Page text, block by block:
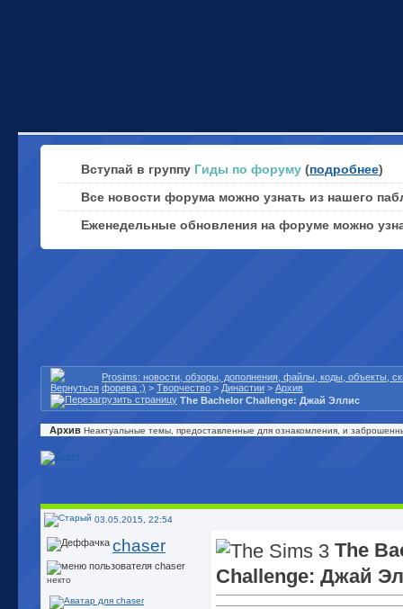
Вступай в группу Гиды по форуму (подробнее)
Все новости форума можно узнать из нашего
Еженедельные обновления на форуме можно
Prosims: новости, обзоры, дополнения, файлы, коды, объекты,
форева ;) > Творчество > Династии > Архив
The Bachelor Challenge: Джай Эллис
Архив Неактуальные темы, предоставленные для ознакомления, и
03.05.2015, 22:54
chaser
некто
The
Challenge: Джай